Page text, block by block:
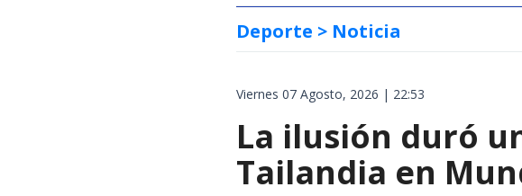
Deporte > Noticia
Viernes 07 Agosto, 2026 | 22:53
La ilusión duró
Tailandia en